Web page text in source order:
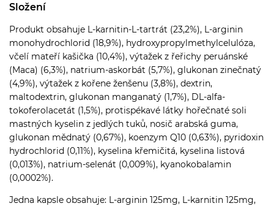
Složení
Produkt obsahuje L-karnitin-L-tartrát (23,2%), L-arginin
monohydrochlorid (18,9%), hydroxypropylmethylcelulóza,
včelí mateří kašička (10,4%), výtažek z řeřichy peruánské
(Maca) (6,3%), natrium-askorbát (5,7%), glukonan zinečnatý
(4,9%), výtažek z kořene ženšenu (3,8%), dextrin,
maltodextrin, glukonan manganatý (1,7%), DL-alfa-
tokoferolacetát (1,5%), protispékavé látky hořečnaté soli
mastných kyselin z jedlých tuků, nosič arabská guma,
glukonan mědnatý (0,67%), koenzym Q10 (0,63%), pyridoxin
hydrochlorid (0,11%), kyselina křemičitá, kyselina listová
(0,013%), natrium-selenát (0,009%), kyanokobalamin
(0,0002%).
Jedna kapsle obsahuje: L-arginin 125mg, L-karnitin 125mg,